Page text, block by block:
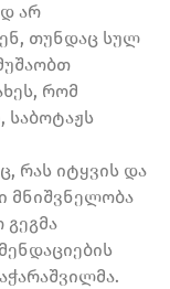
არ
თუნდაც სულ
რომ
საბოტაჟს
რას იტყვის და
მნიშვნელობა
გეგმა